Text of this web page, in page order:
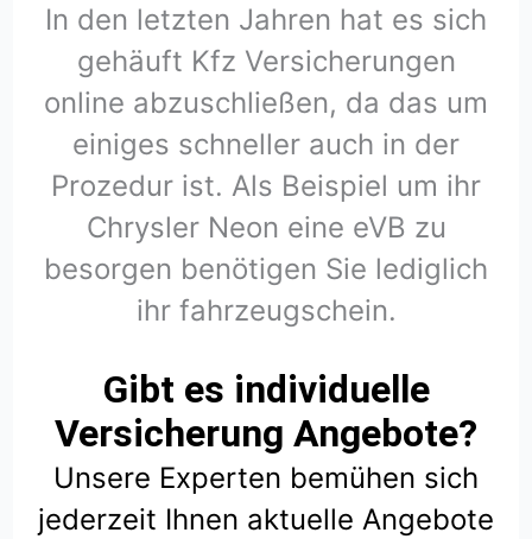
In den letzten Jahren hat es sich
gehäuft Kfz Versicherungen
online abzuschließen, da das um
einiges schneller auch in der
Prozedur ist. Als Beispiel um ihr
Chrysler Neon eine eVB zu
besorgen benötigen Sie lediglich
ihr fahrzeugschein.
Gibt es individuelle
Versicherung Angebote?
Unsere Experten bemühen sich
jederzeit Ihnen aktuelle Angebote